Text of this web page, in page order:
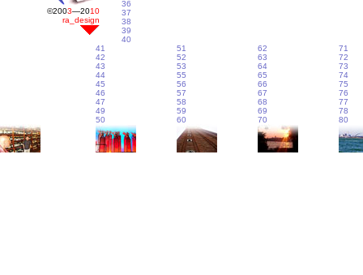
36
37
38
39
40
41
42
43
44
45
46
47
49
50
51
52
53
55
56
57
58
59
60
62
63
64
65
66
67
68
69
70
71
72
73
74
75
76
77
78
80